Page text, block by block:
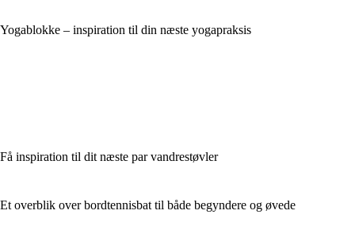
Yogablokke – inspiration til din næste yogapraksis
Få inspiration til dit næste par vandrestøvler
Et overblik over bordtennisbat til både begyndere og øvede